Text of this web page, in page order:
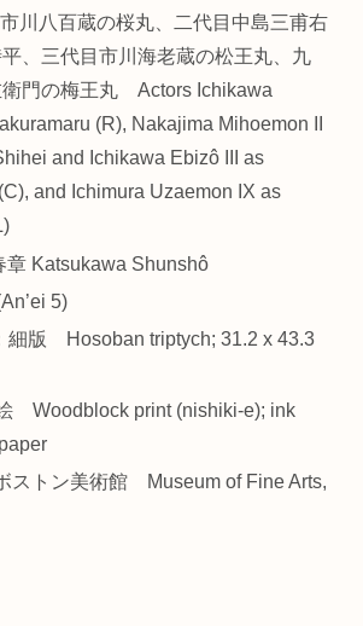
川八百蔵の桜丸、二代目中島三甫右
、三代目市川海老蔵の松王丸、九
衛門の梅王丸 Actors Ichikawa
(R), Nakajima Mihoemon II
and Ichikawa Ebizô III as
and Ichimura Uzaemon IX as
章 Katsukawa Shunshô
5)
細版 Hosoban triptych; 31.2 x 43.3
Woodblock print (nishiki-e); ink
ストン美術館 Museum of Fine Arts,